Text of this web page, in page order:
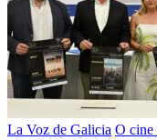
La Voz de Galicia O cine